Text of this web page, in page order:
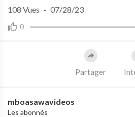
0
108 Vues · 07/28/23
Partager
mboasawavideos
Les abonnés